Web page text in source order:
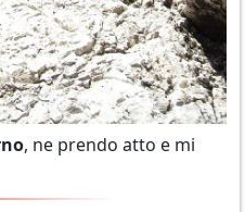
, ne prendo atto e mi